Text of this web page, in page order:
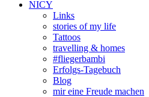
NICY
Links
stories of my life
Tattoos
travelling & homes
#fliegerbambi
Erfolgs-Tagebuch
Blog
mir eine Freude machen